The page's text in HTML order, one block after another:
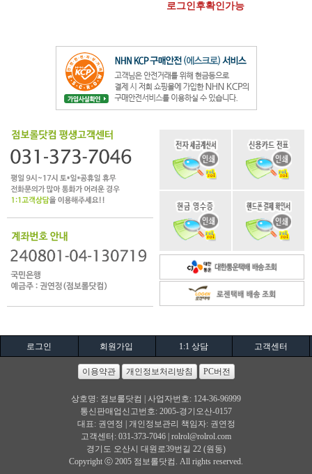
로그인후확인가능
로그인 회원가입 1:1 상담 고객센터
이용약관 개인정보처리방침 PC버전
상호명: 점보롤닷컴 | 사업자번호: 124-36-96999
통신판매업신고번호: 2005-경기오산-0157
대표: 권연정 | 개인정보관리 책임자: 권연정
고객센터: 031-373-7046 | rolrol@rolrol.com
경기도 오산시 대원로39번길 22 (원동)
Copyright ⓒ 2005 점보롤닷컴. All rights reserved.